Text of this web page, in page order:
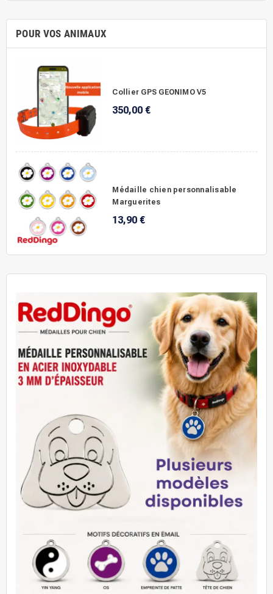
POUR VOS ANIMAUX
Collier GPS GEONIMO V5
350,00 €
Médaille chien personnalisable
Marguerites
13,90 €